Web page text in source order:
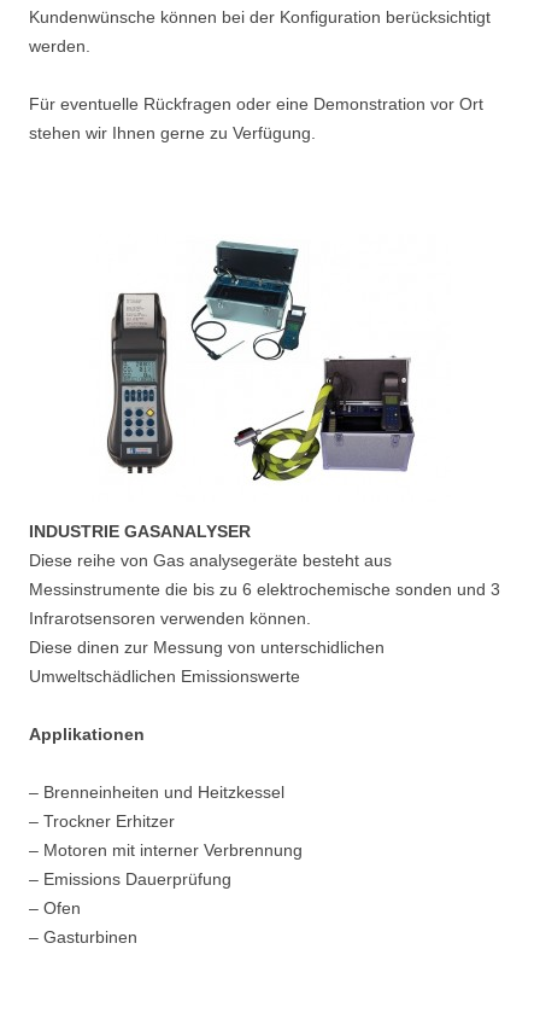
Kundenwünsche können bei der Konfiguration berücksichtigt
werden.
Für eventuelle Rückfragen oder eine Demonstration vor Ort
stehen wir Ihnen gerne zu Verfügung.
INDUSTRIE GASANALYSER
Diese reihe von Gas analysegeräte besteht aus
Messinstrumente die bis zu 6 elektrochemische sonden und 3
Infrarotsensoren verwenden können.
Diese dinen zur Messung von unterschidlichen
Umweltschädlichen Emissionswerte
Applikationen
– Brenneinheiten und Heitzkessel
– Trockner Erhitzer
– Motoren mit interner Verbrennung
– Emissions Dauerprüfung
– Ofen
– Gasturbinen